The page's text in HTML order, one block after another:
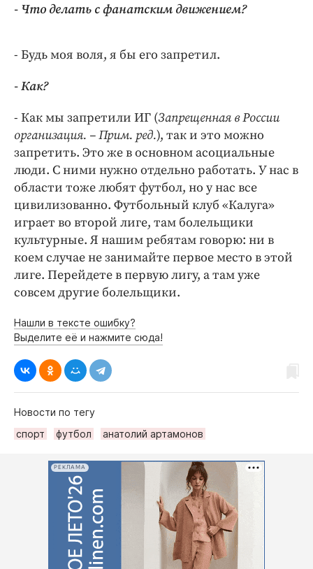
- Что делать с фанатским движением?
- Будь моя воля, я бы его запретил.
- Как?
- Как мы запретили ИГ (Запрещенная в России
организация. – Прим. ред.), так и это можно
запретить. Это же в основном асоциальные
люди. С ними нужно отдельно работать. У нас в
области тоже любят футбол, но у нас все
цивилизованно. Футбольный клуб «Калуга»
играет во второй лиге, там болельщики
культурные. Я нашим ребятам говорю: ни в
коем случае не занимайте первое место в этой
лиге. Перейдете в первую лигу, а там уже
совсем другие болельщики.
Нашли в тексте ошибку?
Выделите её и нажмите сюда!
Новости по тегу
спорт
футбол анатолий артамонов
РЕКЛАМА